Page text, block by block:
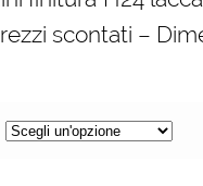
scontati –